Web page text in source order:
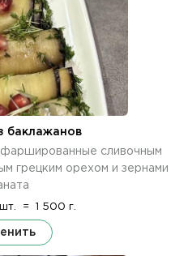
баклажанов
фаршированные сливочным
грецким орехом и зернами
= 1 500 г.